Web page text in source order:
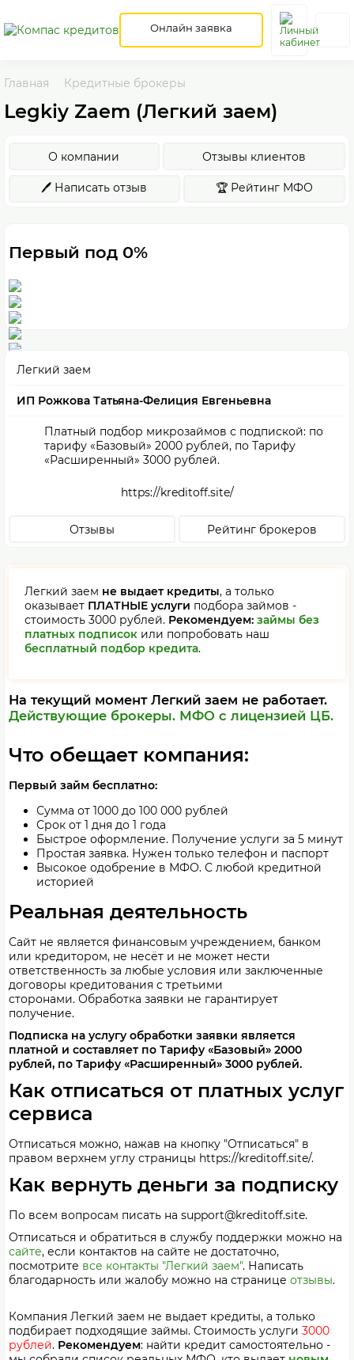
Онлайн заявка
Главная Кредитные брокеры
Legkiy Zaem (Легкий заем)
О компании Отзывы клиентов
🖊️ Написать отзыв 🏆 Рейтинг МФО
Первый под 0%
Легкий заем
ИП Рожкова Татьяна-Фелиция Евгеньевна
Платный подбор микрозаймов с подпиской: по
тарифу «Базовый» 2000 рублей, по Тарифу
«Расширенный» 3000 рублей.
https://kreditoff.site/
Отзывы Рейтинг брокеров
Легкий заем не выдает кредиты, а только
оказывает ПЛАТНЫЕ услуги подбора займов -
стоимость 3000 рублей. Рекомендуем: займы без
платных подписок или попробовать наш
бесплатный подбор кредита.
На текущий момент Легкий заем не работает.
Действующие брокеры. МФО с лицензией ЦБ.
Что обещает компания:
Первый займ бесплатно:
Сумма от 1000 до 100 000 рублей
Срок от 1 дня до 1 года
Быстрое оформление. Получение услуги за 5 минут
Простая заявка. Нужен только телефон и паспорт
Высокое одобрение в МФО. С любой кредитной
историей
Реальная деятельность
Сайт не является финансовым учреждением, банком
или кредитором, не несёт и не может нести
ответственность за любые условия или заключенные
договоры кредитования с третьими
сторонами. Обработка заявки не гарантирует
получение.
Подписка на услугу обработки заявки является
платной и составляет по Тарифу «Базовый» 2000
рублей, по Тарифу «Расширенный» 3000 рублей.
Как отписаться от платных услуг
сервиса
Отписаться можно, нажав на кнопку "Отписаться" в
правом верхнем углу страницы https://kreditoff.site/.
Как вернуть деньги за подписку
По всем вопросам писать на support@kreditoff.site.
Отписаться и обратиться в службу поддержки можно на
сайте, если контактов на сайте не достаточно,
посмотрите все контакты "Легкий заем". Написать
благодарность или жалобу можно на странице отзывы.
Компания Легкий заем не выдает кредиты, а только
подбирает подходящие займы. Стоимость услуги 3000
рублей. Рекомендуем: найти кредит самостоятельно -